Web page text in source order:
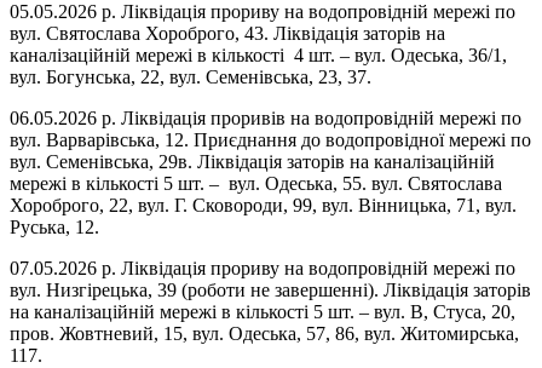
05.05.2026 р. Ліквідація прориву на водопровідній мережі по
вул. Святослава Хороброго, 43. Ліквідація заторів на
каналізаційній мережі в кількості 4 шт. – вул. Одеська, 36/1,
вул. Богунська, 22, вул. Семенівська, 23, 37.
06.05.2026 р. Ліквідація проривів на водопровідній мережі по
вул. Варварівська, 12. Приєднання до водопровідної мережі по
вул. Семенівська, 29в. Ліквідація заторів на каналізаційній
мережі в кількості 5 шт. – вул. Одеська, 55. вул. Святослава
Хороброго, 22, вул. Г. Сковороди, 99, вул. Вінницька, 71, вул.
Руська, 12.
07.05.2026 р. Ліквідація прориву на водопровідній мережі по
вул. Низгірецька, 39 (роботи не завершенні). Ліквідація заторів
на каналізаційній мережі в кількості 5 шт. – вул. В, Стуса, 20,
пров. Жовтневий, 15, вул. Одеська, 57, 86, вул. Житомирська,
117.